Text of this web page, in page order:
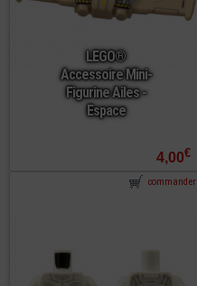
LEGO®
Accessoire Mini-
Figurine Ailes -
Espace
4,00€
commander